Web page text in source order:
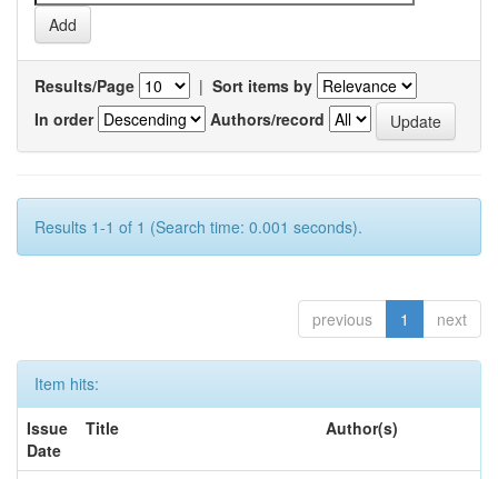
Results/Page | Sort items by
In order
Authors/record
Results 1-1 of 1 (Search time: 0.001 seconds).
previous 1 next
Item hits:
Issue
Date
Title Author(s)